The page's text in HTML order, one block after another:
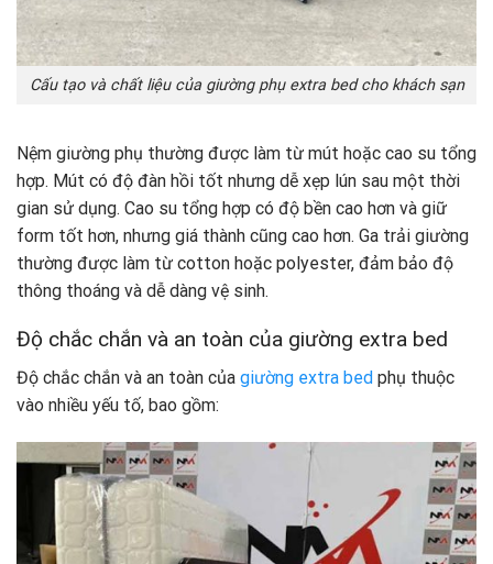
Cấu tạo và chất liệu của giường phụ extra bed cho khách sạn
Nệm giường phụ thường được làm từ mút hoặc cao su tổng
hợp. Mút có độ đàn hồi tốt nhưng dễ xẹp lún sau một thời
gian sử dụng. Cao su tổng hợp có độ bền cao hơn và giữ
form tốt hơn, nhưng giá thành cũng cao hơn. Ga trải giường
thường được làm từ cotton hoặc polyester, đảm bảo độ
thông thoáng và dễ dàng vệ sinh.
Độ chắc chắn và an toàn của giường extra bed
Độ chắc chắn và an toàn của giường extra bed phụ thuộc
vào nhiều yếu tố, bao gồm: